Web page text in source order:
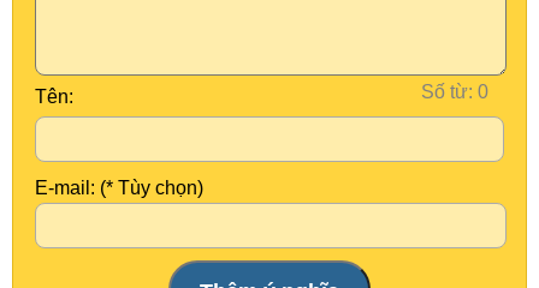
Số từ:
Tên:
E-mail: (* Tùy chọn)